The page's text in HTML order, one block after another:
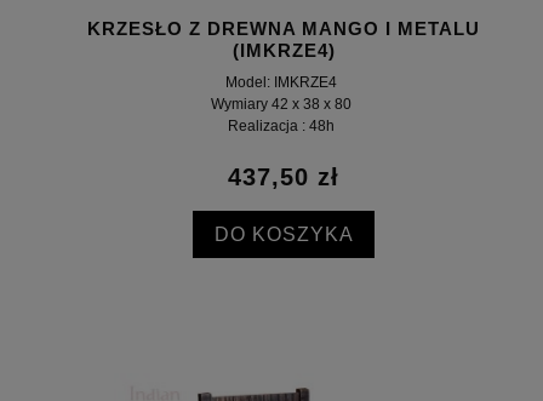
KRZESŁO Z DREWNA MANGO I METALU
(IMKRZE4)
Model: IMKRZE4
Wymiary 42 x 38 x 80
Realizacja : 48h
437,50 zł
DO KOSZYKA